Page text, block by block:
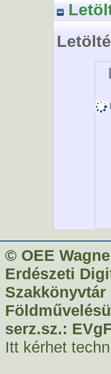
© OEE
Erdészeti
Szakkönyvtár
serz.sz.:
Itt kérhet